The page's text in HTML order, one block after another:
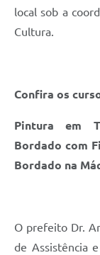
Reforma Agrária
Galeria de Vídeos
Legislação
local sob a
Cultura.
Confira os
Pintura em
Bordado com
Bordado na
O prefeito Dr.
de Assistência